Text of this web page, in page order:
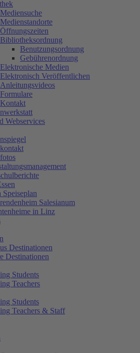
Mediensuche
Medienstandorte
Öffnungszeiten
Bibliotheksordnung
Benutzungsordnung
Gebührenordnung
Elektronische Medien
Elektronisch Veröffentlichen
Anleitungsvideos
Formulare
Kontakt
Webservices
Speiseplan
Salesianum
in Linz
Destinationen
Destinationen
Students
Teachers
Students
Teachers & Staff